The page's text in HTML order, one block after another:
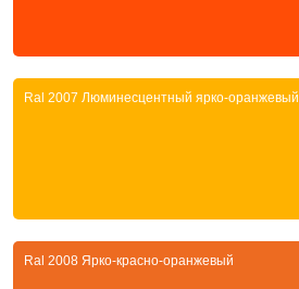
Ral 2007 Люминесцентный ярко-оранжевый
Ral 2008 Ярко-красно-оранжевый